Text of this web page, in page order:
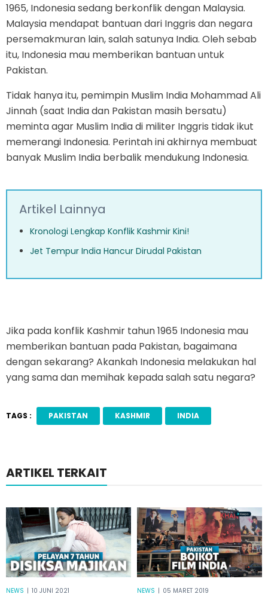
1965, Indonesia sedang berkonflik dengan Malaysia.
Malaysia mendapat bantuan dari Inggris dan negara
persemakmuran lain, salah satunya India. Oleh sebab
itu, Indonesia mau memberikan bantuan untuk
Pakistan.
Tidak hanya itu, pemimpin Muslim India Mohammad Ali
Jinnah (saat India dan Pakistan masih bersatu)
meminta agar Muslim India di militer Inggris tidak ikut
memerangi Indonesia. Perintah ini akhirnya membuat
banyak Muslim India berbalik mendukung Indonesia.
Artikel Lainnya
Kronologi Lengkap Konflik Kashmir Kini!
Jet Tempur India Hancur Dirudal Pakistan
Jika pada konflik Kashmir tahun 1965 Indonesia mau
memberikan bantuan pada Pakistan, bagaimana
dengan sekarang? Akankah Indonesia melakukan hal
yang sama dan memihak kepada salah satu negara?
TAGS : PAKISTAN KASHMIR INDIA
ARTIKEL TERKAIT
NEWS | 10 JUNI 2021 NEWS | 05 MARET 2019